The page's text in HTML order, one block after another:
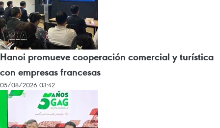
Hanoi promueve cooperación comercial y turística
con empresas francesas
05/08/2026 03:42